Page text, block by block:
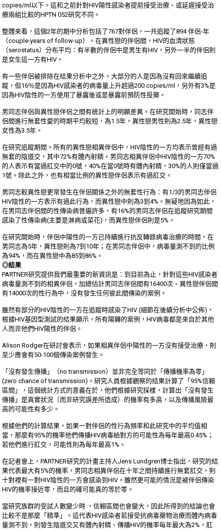
copies/ml以下。這和之前針對HIV陽性感染者提前接受治療、或延遲接受治
療兩組比較的HPTN 052研究不同。
整體來看，這個2年的期中分析包括了767對伴侶，一共追蹤了894 伴侶-年
（couple-years of follow-up）。在異性戀的伴侶間，HIV的血清狀態
（serostatus）分布平均：有半數的伴侶中是男生有HIV，另外一半的伴侶則
是女生這一方有HIV。
有一些伴侶被排除在結果分析中之外。大部分的人是因為沒有回來繼續追
蹤，但16％是因為HIV感染者的病毒量上升超過200 copies/ml，另外有3%是
因為HIV陰性的一方使用了暴露後或是暴露前預防性投藥。
男同志伴侶與異性戀伴侶之間有統計上的明顯差異。在研究開始時，同志伴
侶間進行無套性愛的時期平均較短，為1.5年，異性戀男性則為2.5年，異性戀
女性為3.5年。
在研究追蹤期間。所有的異性戀相異伴侶中，HIV陰性的一方均表示曾經有過
無套的陰道交，其中72%有體內射精。男同志相異伴侶中HIV陰性的一方70%
的人表示有當過肛交中的0號，40%在當0號時有體內射精，30%的人則僅當過
1號。除此之外，也有相當比例的異性戀伴侶表示有過肛交。
男同志較異性戀更常發生在伴侶關係之外的無套性行為：有1/3的男同志伴侶
HIV陰性的一方表示有過此行為，而異性戀中則為3到4%。無疑地因為如此，
在男同志伴侶間的性傳染病普遍許多，有16%的男同志伴侶在追蹤研究期間
感染了性傳染病(主要是淋病或菜花)，而異性戀伴侶則是5%。
在研究開始時，伴侶中陽性的一方已持續進行抗反轉錄病毒治療的時間，在
男同志為5年，異性戀則為7到10年；在男同志伴侶中，病毒量測不到的比例
為94%，而在異性戀中為85到86%。
◎結果
PARTNER研究提供我們最重要的新資訊是：到目前為止，針對這些HIV感染者
病毒量測不到的相異伴侶，加總估計男同志伴侶間有16400次、異性戀伴侶間
有14000次的性行為中，沒有發生任何彼此間傳染的案例。
雖然有部分的HIV陰性的一方在追蹤時感染了HIV (細節在後續分析中公佈)，
根據HIV基因型測試的結果顯示，所有陽轉的案例，HIV病毒都是來自於其他
人而非他們HIV陽性的伴侶。
Alison Rodger在研討會表示，如果相異伴侶中陽性的一方沒有接受治療，則
至少應會有50-100個傳染案例發生。
「沒有發生傳播」（no transmission）並非完全等同於「傳播機率為零」
(zero chance of transmission)。研究人員根據觀察的結果計算了「95%信賴
區間」，這個統計方式的意義在於，他們根據研究採樣，計算出「沒有發生
傳播」是真實狀況（而非研究誤差所造成）的機率有多高，以及傳播風險最
高的可能性有多少。
根據他們的計算結果，如果一對伴侶的性行為頻率和此研究中的平均值相
當，那麼有95%的機率他們傳播HIV病毒給對方的可能性為每年最高0.45%；
若他們進行肛交，可能性則為每年最高1%。
在記者會上，PARTNER研究的計畫主持人Jens Lundgren博士指出，研究的結
果代表最大有5%的機率，男同志相異伴侶在十年之間持續進行無套肛交，則
十對裡有一對HIV陰性的一方會感染到HIV。雖然更可能的情況是被伴侶傳染
HIV的機率接近零，而且的確可能真的等於零。
當研究族群的受試人數變少時 ，信賴區間也會變大，因此所得到的結論也會
比較不是那麼「精準」。這代表HIV感染者若接受抗病毒藥物治療而體內病毒
量測不到，則發生陰道交又有體內射精、傳播HIV的機率每年最大為2%，肛